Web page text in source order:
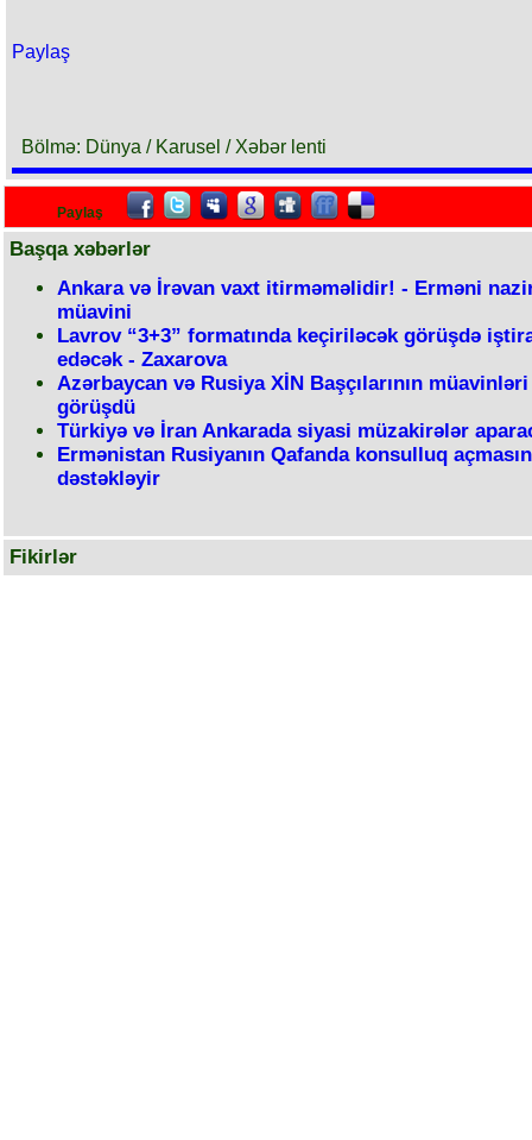
Paylaş
Bölmə: Dünya / Karusel / Xəbər lenti
Paylaş
Başqa xəbərlər
Ankara və İrəvan vaxt itirməməlidir! - Erməni
müavini
Lavrov “3+3” formatında keçiriləcək görüşdə
edəcək - Zaxarova
Azərbaycan və Rusiya XİN Başçılarının müavinləri
görüşdü
Türkiyə və İran Ankarada siyasi müzakirələr
Ermənistan Rusiyanın Qafanda konsulluq
dəstəkləyir
Fikirlər